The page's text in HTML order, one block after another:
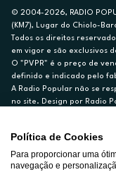
© 2004-2026, RADIO
(KM7), Lugar do Chiolo-
Todos os direitos
em vigor e são exclusivos
O "PVPR" é o preço de
definido e indicado pelo
A Radio Popular não se
no site. Design por Radio
Ex. para limite de crédito
14,79%.
Crédito sujeito a
Política de Cookies
Para proporcionar uma
navegação e